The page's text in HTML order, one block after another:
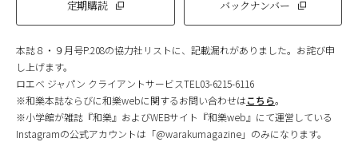
定期購読 バックナンバー
本誌８・９月号P.208の協力社リストに、記載漏れがありました。お詫び申
し上げます。
ロエベ ジャパン クライアントサービスTEL03-6215-6116
※和樂本誌ならびに和樂webに関するお問い合わせはこちら。
※小学館が雑誌『和樂』およびWEBサイト『和樂web』にて運営している
Instagramの公式アカウントは「@warakumagazine」のみになります。